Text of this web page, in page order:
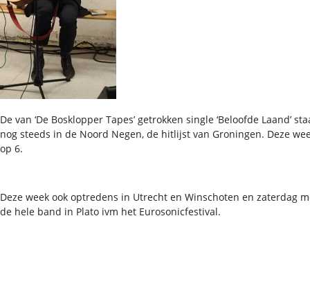
De van ‘De Bosklopper Tapes’ getrokken single ‘Beloofde Laand’
nog steeds in de Noord Negen, de hitlijst van Groningen. Deze
op 6.
Deze week ook optredens in Utrecht en Winschoten en zaterdag
de hele band in Plato ivm het Eurosonicfestival.